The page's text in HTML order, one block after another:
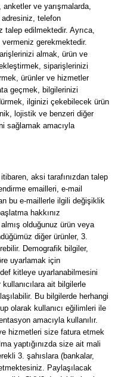
anketler ve yarışmalarda,
adresiniz, telefon
talep edilmektedir. Ayrıca,
gerekmektedir.
almak, ürün ve
siparişlerinizi
ürünler ve hizmetler
geçmek, bilgilerinizi
ilginizi çekebilecek ürün
lojistik ve benzeri diğer
sağlamak amacıyla
aksi tarafınızdan talep
emailleri, e-mail
bu e-maillerle ilgili değişiklik
hakkınız
olduğunuz ürün veya
diğer ürünler, 3.
Demografik bilgiler,
uyarlamak için
kitleye uyarlanabilmesini
ait bilgilerle
Bu bilgilerde herhangi
olarak kullanıcı eğilimleri ile
amacıyla kullanılır.
ve hizmetleri size fatura etmek
yaptığınızda size ait mali
3. şahıslara (bankalar,
Paylaşılacak